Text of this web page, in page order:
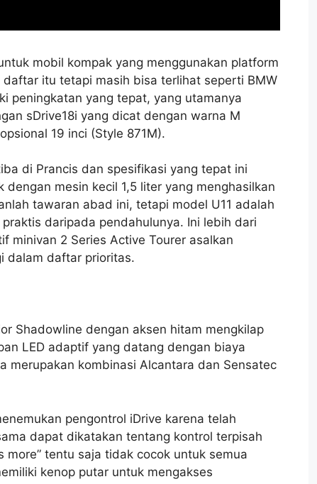
mobil kompak yang menggunakan platform
itu tetapi masih bisa terlihat seperti BMW
peningkatan yang tepat, yang utamanya
sDrive18i yang dicat dengan warna M
19 inci (Style 871M).
di Prancis dan spesifikasi yang tepat ini
mesin kecil 1,5 liter yang menghasilkan
tawaran abad ini, tetapi model U11 adalah
daripada pendahulunya. Ini lebih dari
minivan 2 Series Active Tourer asalkan
dalam daftar prioritas.
Shadowline dengan aksen hitam mengkilap
LED adaptif yang datang dengan biaya
merupakan kombinasi Alcantara dan Sensatec
pengontrol iDrive karena telah
dapat dikatakan tentang kontrol terpisah
more” tentu saja tidak cocok untuk semua
kenop putar untuk mengakses